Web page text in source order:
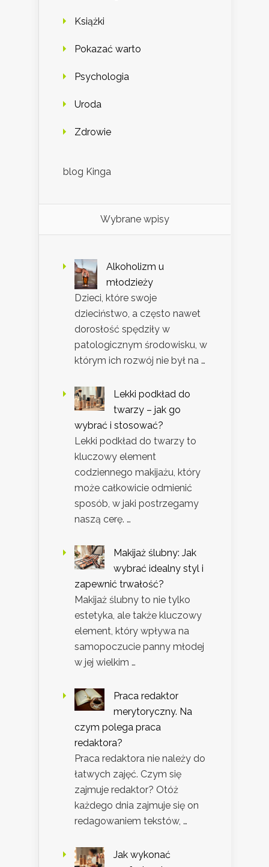
Książki
Pokazać warto
Psychologia
Uroda
Zdrowie
blog Kinga
Wybrane wpisy
Alkoholizm u
młodzieży
Dzieci, które swoje
dzieciństwo, a często nawet
dorosłość spędziły w
patologicznym środowisku, w
którym ich rozwój nie był na …
Lekki podkład do
twarzy – jak go
wybrać i stosować?
Lekki podkład do twarzy to
kluczowy element
codziennego makijażu, który
może całkowicie odmienić
sposób, w jaki postrzegamy
naszą cerę. …
Makijaż ślubny: Jak
wybrać idealny styl i
zapewnić trwałość?
Makijaż ślubny to nie tylko
estetyka, ale także kluczowy
element, który wpływa na
samopoczucie panny młodej
w jej wielkim …
Praca redaktor
merytoryczny. Na
czym polega praca
redaktora?
Praca redaktora nie należy do
łatwych zajęć. Czym się
zajmuje redaktor? Otóż
każdego dnia zajmuje się on
redagowaniem tekstów, …
Jak wykonać